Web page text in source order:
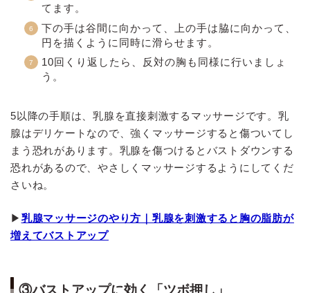
てます。
下の手は谷間に向かって、上の手は脇に向かって、
円を描くように同時に滑らせます。
10回くり返したら、反対の胸も同様に行いましょ
う。
5以降の手順は、乳腺を直接刺激するマッサージです。乳
腺はデリケートなので、強くマッサージすると傷ついてし
まう恐れがあります。乳腺を傷つけるとバストダウンする
恐れがあるので、やさしくマッサージするようにしてくだ
さいね。
▶ 乳腺マッサージのやり方｜乳腺を刺激すると胸の脂肪が
増えてバストアップ
③バストアップに効く「ツボ押し」